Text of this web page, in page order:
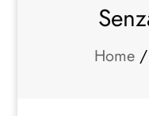
Home /